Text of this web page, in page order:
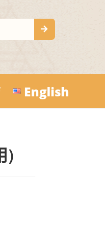
English
)